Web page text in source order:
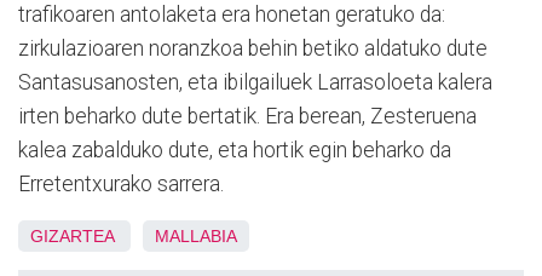
trafikoaren antolaketa era honetan geratuko da:
zirkulazioaren noranzkoa behin betiko aldatuko dute
Santasusanosten, eta ibilgailuek Larrasoloeta kalera
irten beharko dute bertatik. Era berean, Zesteruena
kalea zabalduko dute, eta hortik egin beharko da
Erretentxurako sarrera.
GIZARTEA MALLABIA